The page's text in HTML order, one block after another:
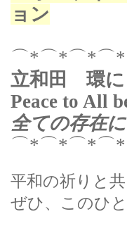
ョン
⌒*⌒*⌒*⌒*
立和田 環に
Peace to All
全ての存在
⌒*⌒*⌒*⌒*
平和の祈りと
ぜひ、このひ